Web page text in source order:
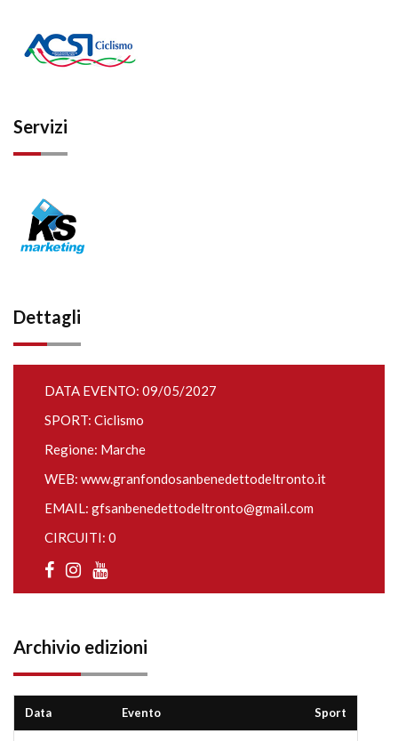
Servizi
Dettagli
DATA EVENTO: 09/05/2027
SPORT: Ciclismo
Regione: Marche
WEB: www.granfondosanbenedettodeltronto.it
EMAIL: gfsanbenedettodeltronto@gmail.com
CIRCUITI: 0
Archivio edizioni
Data Evento Sport